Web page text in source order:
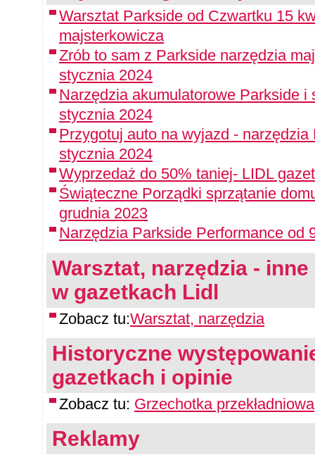
Warsztat Parkside od Czwartku 15
majsterkowicza
Zrób to sam z Parkside narzędzia
stycznia 2024
Narzędzia akumulatorowe Parkside i
stycznia 2024
Przygotuj auto na wyjazd -
stycznia 2024
Wyprzedaż do 50% taniej- LIDL
Świąteczne Porządki sprzątanie
grudnia 2023
Narzędzia Parkside Performance od
Warsztat, narzędzia -
w gazetkach Lidl
Zobacz tu:Warsztat, narzędzia
Historyczne
gazetkach i opinie
Zobacz tu: Grzechotka przekładniowa
Reklamy